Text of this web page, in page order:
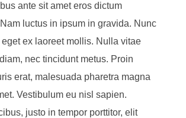
ante sit amet eros dictum
luctus in ipsum in gravida. Nunc
ex laoreet mollis. Nulla vitae
nec tincidunt metus. Proin
erat, malesuada pharetra magna
Vestibulum eu nisl sapien.
justo in tempor porttitor, elit